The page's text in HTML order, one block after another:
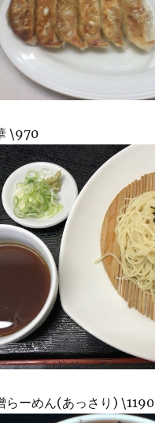
\970
らーめん(あっさり) \1190